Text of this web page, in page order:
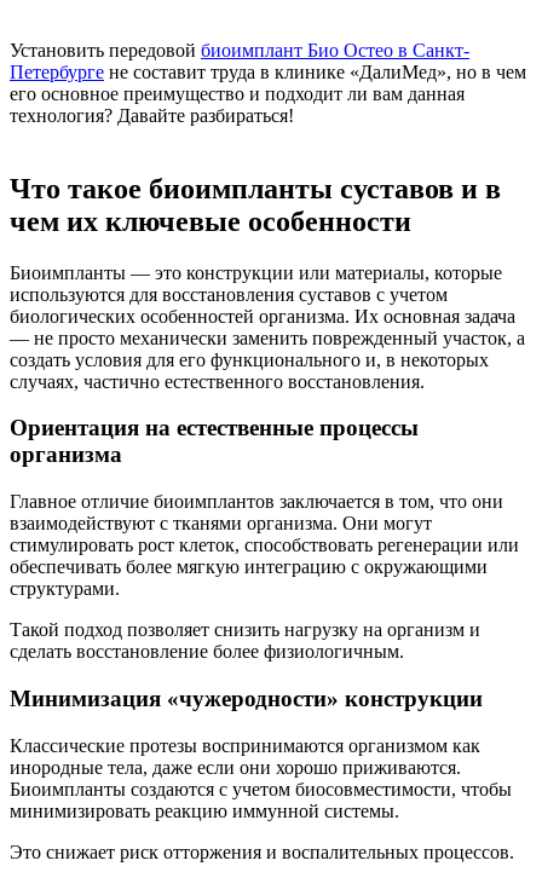
Установить передовой биоимплант Био Остео в Санкт-
Петербурге не составит труда в клинике «ДалиМед», но в чем
его основное преимущество и подходит ли вам данная
технология? Давайте разбираться!
Что такое биоимпланты суставов и в
чем их ключевые особенности
Биоимпланты — это конструкции или материалы, которые
используются для восстановления суставов с учетом
биологических особенностей организма. Их основная задача
— не просто механически заменить поврежденный участок, а
создать условия для его функционального и, в некоторых
случаях, частично естественного восстановления.
Ориентация на естественные процессы
организма
Главное отличие биоимплантов заключается в том, что они
взаимодействуют с тканями организма. Они могут
стимулировать рост клеток, способствовать регенерации или
обеспечивать более мягкую интеграцию с окружающими
структурами.
Такой подход позволяет снизить нагрузку на организм и
сделать восстановление более физиологичным.
Минимизация «чужеродности» конструкции
Классические протезы воспринимаются организмом как
инородные тела, даже если они хорошо приживаются.
Биоимпланты создаются с учетом биосовместимости, чтобы
минимизировать реакцию иммунной системы.
Это снижает риск отторжения и воспалительных процессов.